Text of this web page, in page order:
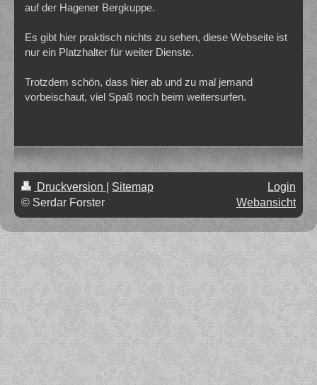
auf der Hagener Bergkuppe.
Es gibt hier praktisch nichts zu sehen, diese Webseite ist
nur ein Platzhalter für weiter Dienste.
Trotzdem schön, dass hier ab und zu mal jemand
vorbeischaut, viel Spaß noch beim weitersurfen.
Druckversion
Sitemap
© Serdar Forster
Login
Webansicht